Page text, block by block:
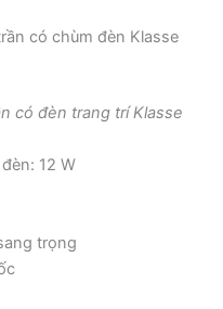
có chùm đèn Klasse
có đèn trang trí Klasse
12 W
trọng